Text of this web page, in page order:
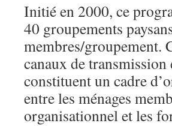
Initié en 2000, ce
40 groupements
membres/groupement.
canaux de transmission
constituent un cadre
entre les ménages
organisationnel et les